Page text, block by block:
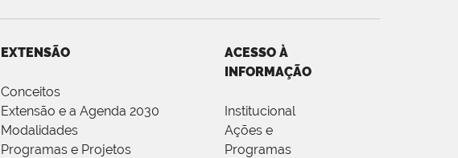
EXTENSÃO
Conceitos
Extensão e a Agenda 2030
Modalidades
Programas e Projetos
ACESSO À
INFORMAÇÃO
Institucional
Ações e
Programas